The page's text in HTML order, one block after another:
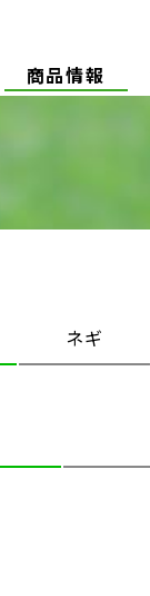
商品情報
ネギ